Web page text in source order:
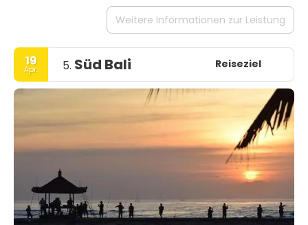
Weitere Informationen zur Leistung
19
Apr. 5. Süd Bali Reiseziel